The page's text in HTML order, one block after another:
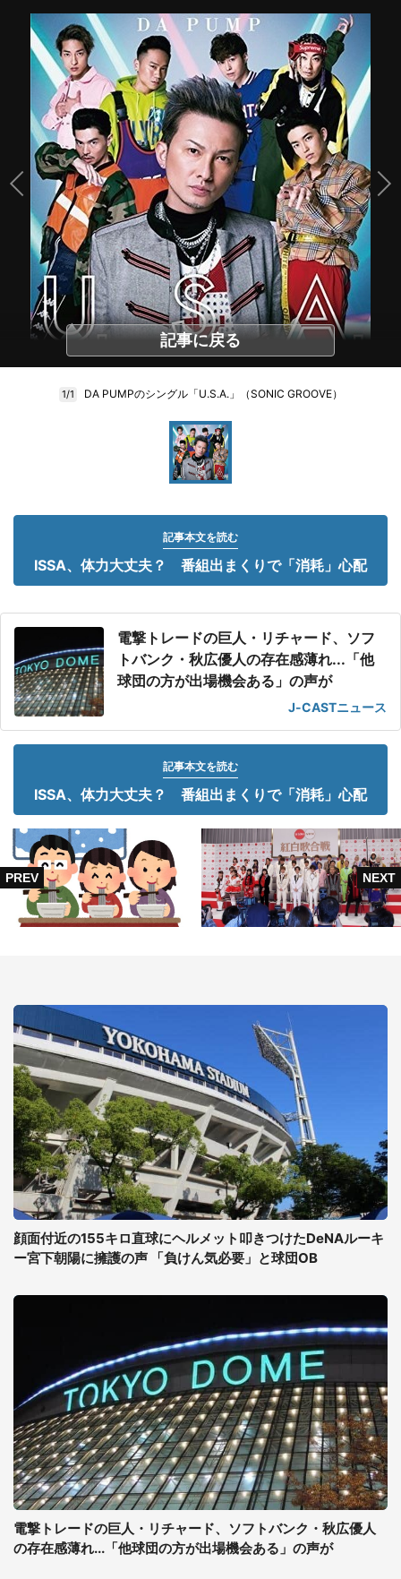
記事に戻る
1/1 DA PUMPのシングル「U.S.A.」（SONIC GROOVE）
記事本文を読む
ISSA、体力大丈夫？ 番組出まくりで「消耗」心配
電撃トレードの巨人・リチャード、ソフ
トバンク・秋広優人の存在感薄れ...「他
球団の方が出場機会ある」の声が
J-CASTニュース
記事本文を読む
ISSA、体力大丈夫？ 番組出まくりで「消耗」心配
顔面付近の155キロ直球にヘルメット叩きつけたDeNAルーキ
ー宮下朝陽に擁護の声 「負けん気必要」と球団OB
電撃トレードの巨人・リチャード、ソフトバンク・秋広優人
の存在感薄れ...「他球団の方が出場機会ある」の声が